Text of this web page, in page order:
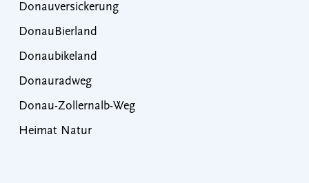
Donauversickerung
DonauBierland
Donaubikeland
Donauradweg
Donau-Zollernalb-Weg
Heimat Natur